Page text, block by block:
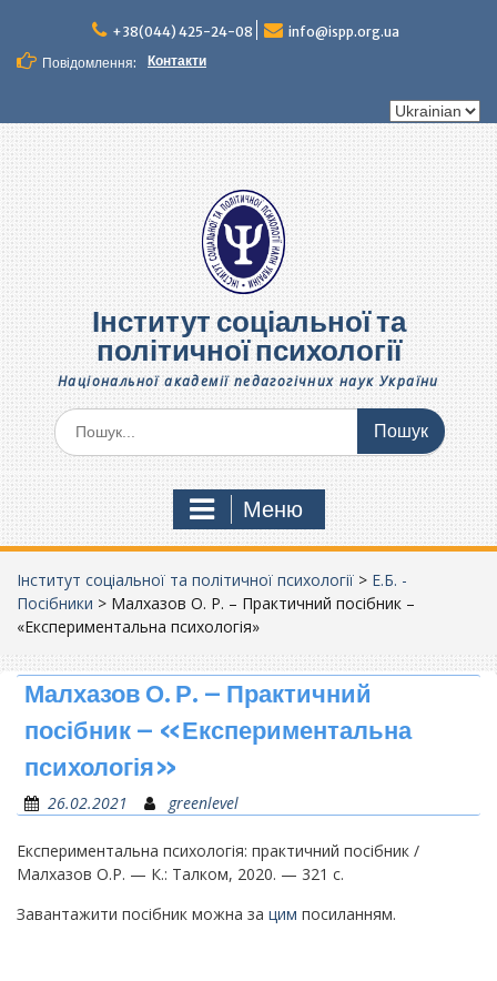
вмісту
+38(044) 425-24-08
info@ispp.org.ua
Повідомлення:
Контакти
Вибрати
Інститут соціальної та
політичної психології
Національної академії педагогічних наук України
Шукати:
Меню
Інститут соціальної та політичної психології > Е.Б. -
Посібники > Малхазов О. Р. – Практичний посібник –
«Експериментальна психологія»
Малхазов О. Р. – Практичний
посібник – «Експериментальна
психологія»
26.02.2021 greenlevel
Експериментальна психологія: практичний посібник /
Малхазов О.Р. — К.: Талком, 2020. — 321 с.
Завантажити посібник можна за цим посиланням.